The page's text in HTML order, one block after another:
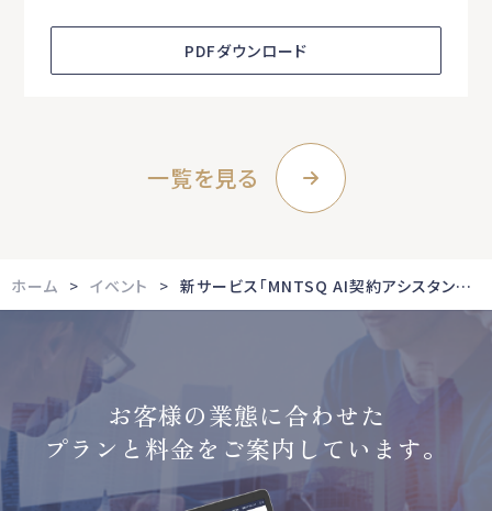
PDFダウンロード
一覧を見る
ホーム イベント 新サービス「MNTSQ AI契約アシスタント」紹介セミナー
お客様の業態に合わせた
プランと料金をご案内しています。